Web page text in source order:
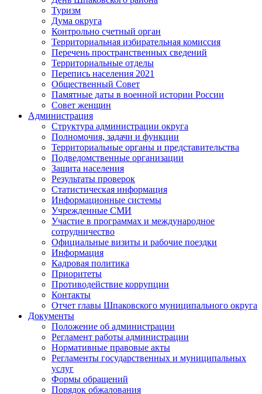
Туризм
Дума округа
Контрольно счетный орган
Территориальная избирательная комиссия
Перечень пространственных сведений
Территориальные отделы
Перепись населения 2021
Общественный Совет
Памятные даты в военной истории России
Совет женщин
Администрация
Структура администрации округа
Полномочия, задачи и функции
Территориальные органы и представительства
Подведомственные организации
Защита населения
Результаты проверок
Статистическая информация
Информационные системы
Учрежденные СМИ
Участие в программах и международное
сотрудничество
Официальные визиты и рабочие поездки
Информация
Кадровая политика
Приоритеты
Противодействие коррупции
Контакты
Отчет главы Шпаковского муниципального округа
Документы
Положение об администрации
Регламент работы администрации
Нормативные правовые акты
Регламенты государственных и муниципальных
услуг
Формы обращений
Порядок обжалования